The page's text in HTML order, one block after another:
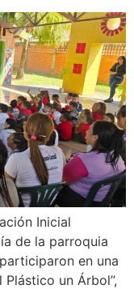
Inicial
de la parroquia
en una
un Árbol”,